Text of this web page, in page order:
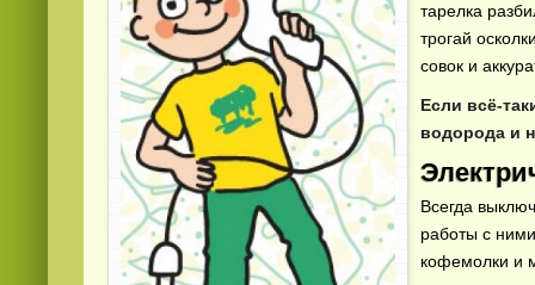
тарелка
трогай
совок и
Если всё-
водорода и
Всегда
работы с
кофемолки и